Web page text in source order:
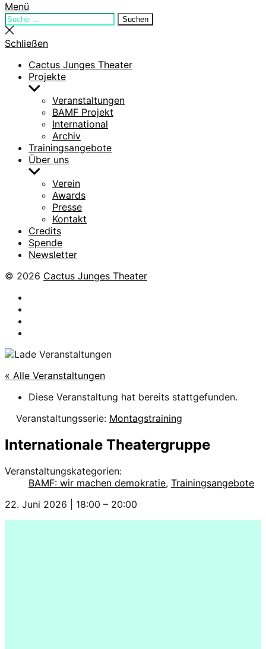
Menü
Suchen
nach:
Suchen
Suche
schließen
Schließen
Cactus Junges Theater
Projekte
Untermenü
anzeigenVeranstaltungen
BAMF Projekt
International
Archiv
Trainingsangebote
Über uns
Untermenü
anzeigen
Verein
Awards
Presse
Kontakt
Credits
Spende
Newsletter
© 2026 Cactus Junges Theater
« Alle Veranstaltungen
Diese Veranstaltung hat bereits stattgefunden.
Veranstaltungsserie: Montagstraining
Internationale Theatergruppe
Veranstaltungskategorien:
BAMF: wir machen demokratie, Trainingsangebote
22. Juni 2026
18:00 – 20:00